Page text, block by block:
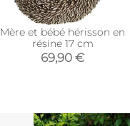
Mère et bébé hérisson en
résine 17 cm
69,90 €